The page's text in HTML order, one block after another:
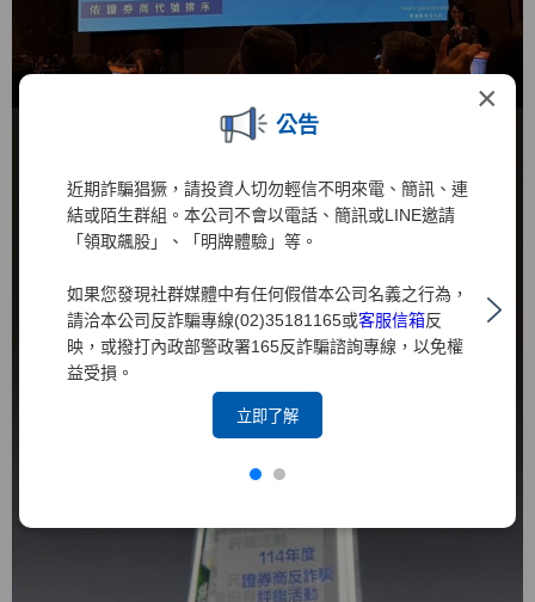
×
公告
近期詐騙猖獗，請投資人切勿輕信不明來電、簡訊、連
結或陌生群組。本公司不會以電話、簡訊或LINE邀請
「領取飆股」、「明牌體驗」等。
如果您發現社群媒體中有任何假借本公司名義之行為，
請洽本公司反詐騙專線(02)35181165或客服信箱反
映，或撥打內政部警政署165反詐騙諮詢專線，以免權
益受損。
立即了解